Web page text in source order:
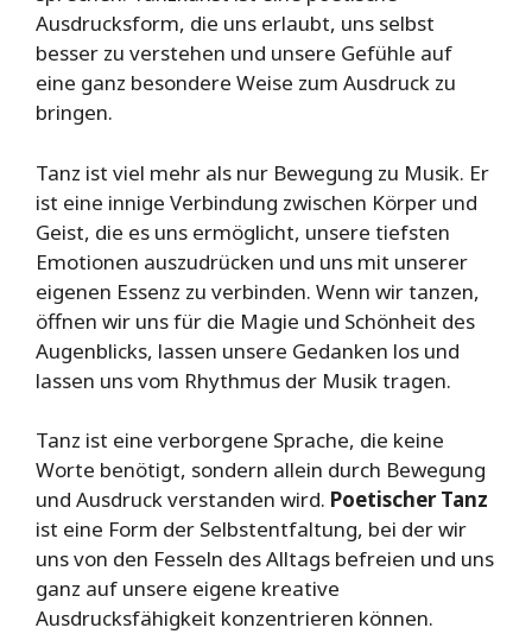
Ausdrucksform, die uns erlaubt, uns selbst
besser zu verstehen und unsere Gefühle auf
eine ganz besondere Weise zum Ausdruck zu
bringen.
Tanz ist viel mehr als nur Bewegung zu Musik. Er
ist eine innige Verbindung zwischen Körper und
Geist, die es uns ermöglicht, unsere tiefsten
Emotionen auszudrücken und uns mit unserer
eigenen Essenz zu verbinden. Wenn wir tanzen,
öffnen wir uns für die Magie und Schönheit des
Augenblicks, lassen unsere Gedanken los und
lassen uns vom Rhythmus der Musik tragen.
Tanz ist eine verborgene Sprache, die keine
Worte benötigt, sondern allein durch Bewegung
und Ausdruck verstanden wird. Poetischer Tanz
ist eine Form der Selbstentfaltung, bei der wir
uns von den Fesseln des Alltags befreien und uns
ganz auf unsere eigene kreative
Ausdrucksfähigkeit konzentrieren können.